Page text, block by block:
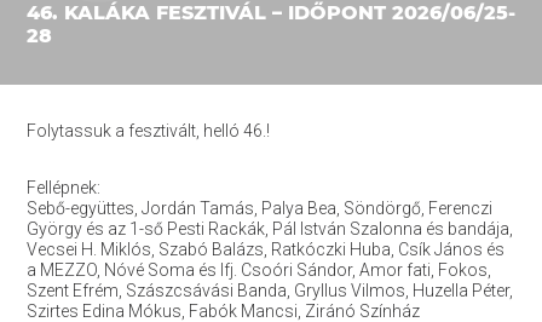
46. KALÁKA FESZTIVÁL – IDŐPONT 2026/06/25-
28
Folytassuk a fesztivált, helló 46.!
Fellépnek:
Sebő-együttes, Jordán Tamás, Palya Bea, Söndörgő, Ferenczi
György és az 1-ső Pesti Rackák, Pál István Szalonna és bandája,
Vecsei H. Miklós, Szabó Balázs, Ratkóczki Huba, Csík János és
a MEZZO, Nóvé Soma és Ifj. Csoóri Sándor, Amor fati, Fokos,
Szent Efrém, Szászcsávási Banda, Gryllus Vilmos, Huzella Péter,
Szirtes Edina Mókus, Fabók Mancsi, Ziránó Színház